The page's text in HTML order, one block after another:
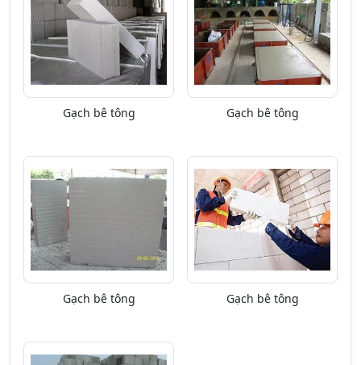
Gạch bê tông Gạch bê tông
Gạch bê tông Gạch bê tông